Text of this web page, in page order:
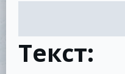
Текст: